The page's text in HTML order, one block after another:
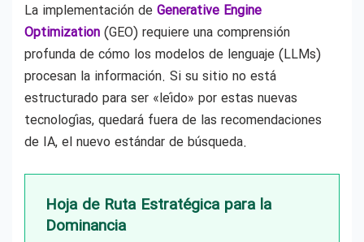
La implementación de Generative Engine
Optimization (GEO) requiere una comprensión
profunda de cómo los modelos de lenguaje (LLMs)
procesan la información. Si su sitio no está
estructurado para ser «leído» por estas nuevas
tecnologías, quedará fuera de las recomendaciones
de IA, el nuevo estándar de búsqueda.
Hoja de Ruta Estratégica para la
Dominancia